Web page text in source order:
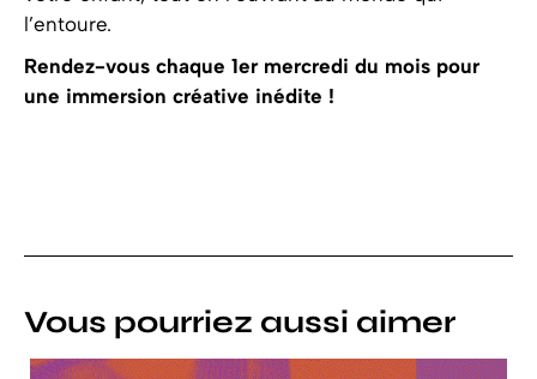
l’entoure.
Rendez-vous chaque 1er mercredi du mois pour
une immersion créative inédite !
Vous pourriez aussi aimer